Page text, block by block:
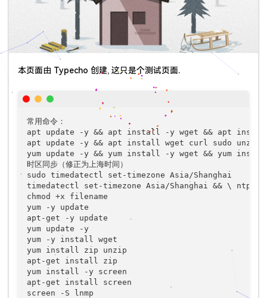
本页面由 Typecho 创建, 这只是个测试页面.
常用命令：
apt update -y && apt install -y wget && apt
apt update -y && apt install wget curl sudo
yum update -y && yum install -y wget && yum
时区同步（修正为上海时间）
sudo timedatectl set-timezone Asia/Shanghai
timedatectl set-timezone Asia/Shanghai && \
chmod +x filename
yum -y update
apt-get -y update
yum update -y
yum -y install wget
yum install zip unzip
apt-get install zip
yum install -y screen
apt-get install screen
screen -S lnmp